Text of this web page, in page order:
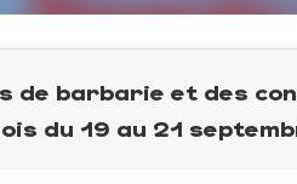
de barbarie et des
du 19 au 21